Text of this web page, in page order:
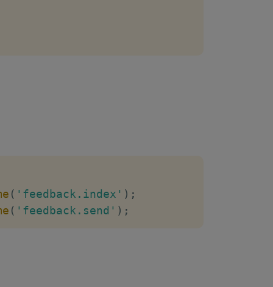
( 'feedback.index' ) ;
( 'feedback.send' ) ;